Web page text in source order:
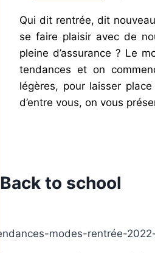
Qui dit rentrée, dit
se faire plaisir avec de
pleine d’assurance ? Le
tendances et on
légères, pour laisser
d’entre vous, on vous
Back to school